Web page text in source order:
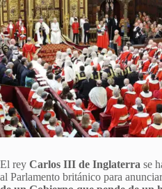
El rey Carlos III de Inglaterra se
al Parlamento británico para